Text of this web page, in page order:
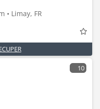
• Limay, FR
10